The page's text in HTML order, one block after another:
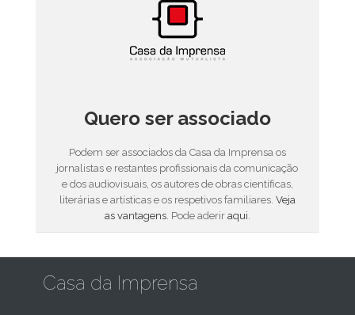
Quero ser associado
Podem ser associados da Casa da Imprensa os
jornalistas e restantes profissionais da comunicação
e dos audiovisuais, os autores de obras científicas,
literárias e artísticas e os respetivos familiares. Veja
as vantagens. Pode aderir aqui
Casa da Imprensa